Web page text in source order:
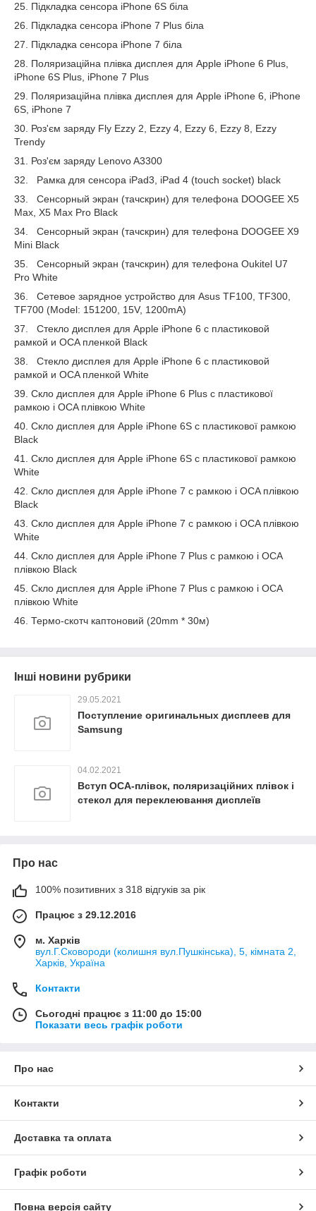
25. Підкладка сенсора iPhone 6S біла
26. Підкладка сенсора iPhone 7 Plus біла
27. Підкладка сенсора iPhone 7 біла
28. Поляризаційна плівка дисплея для Apple iPhone 6 Plus,
iPhone 6S Plus, iPhone 7 Plus
29. Поляризаційна плівка дисплея для Apple iPhone 6, iPhone
6S, iPhone 7
30. Роз'єм заряду Fly Ezzy 2, Ezzy 4, Ezzy 6, Ezzy 8, Ezzy
Trendy
31. Роз'єм заряду Lenovo A3300
32. Рамка для сенсора iPad3, iPad 4 (touch socket) black
33. Сенсорный экран (тачскрин) для телефона DOOGEE X5
Max, X5 Max Pro Black
34. Сенсорный экран (тачскрин) для телефона DOOGEE X9
Mini Black
35. Сенсорный экран (тачскрин) для телефона Oukitel U7
Pro White
36. Сетевое зарядное устройство для Asus TF100, TF300,
TF700 (Model: 151200, 15V, 1200mA)
37. Стекло дисплея для Apple iPhone 6 c пластиковой
рамкой и OCA пленкой Black
38. Стекло дисплея для Apple iPhone 6 c пластиковой
рамкой и OCA пленкой White
39. Скло дисплея для Apple iPhone 6 Plus c пластикової
рамкою і OCA плівкою White
40. Скло дисплея для Apple iPhone 6S c пластикової рамкою
Black
41. Скло дисплея для Apple iPhone 6S c пластикової рамкою
White
42. Скло дисплея для Apple iPhone 7 c рамкою і OCA плівкою
Black
43. Скло дисплея для Apple iPhone 7 c рамкою і OCA плівкою
White
44. Скло дисплея для Apple iPhone 7 Plus c рамкою і OCA
плівкою Black
45. Скло дисплея для Apple iPhone 7 Plus c рамкою і OCA
плівкою White
46. Термо-скотч каптоновий (20mm * 30м)
Інші новини рубрики
29.05.2021
Поступление оригинальных дисплеев для
Samsung
04.02.2021
Вступ OCA-плівок, поляризаційних плівок і
стекол для переклеювання дисплеїв
Про нас
100% позитивних з 318 відгуків за рік
Працює з 29.12.2016
м. Харків
вул.Г.Сковороди (колишня вул.Пушкінська), 5, кімната 2,
Харків, Україна
Контакти
Сьогодні працює з 11:00 до 15:00
Показати весь графік роботи
Про нас
Контакти
Доставка та оплата
Графік роботи
Повна версія сайту